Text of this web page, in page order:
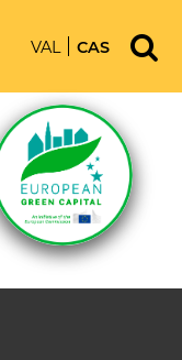
VAL CAS